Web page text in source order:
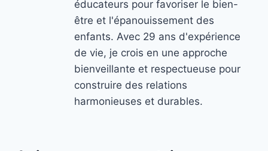
éducateurs pour favoriser le bien-
être et l'épanouissement des
enfants. Avec 29 ans d'expérience
de vie, je crois en une approche
bienveillante et respectueuse pour
construire des relations
harmonieuses et durables.